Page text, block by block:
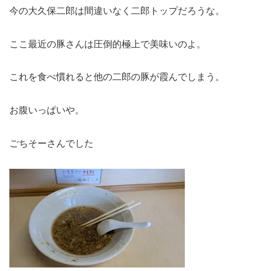
今の大久保二郎は間違いなく二郎トップだろうな。
ここ最近の豚さんは圧倒的極上で美味いのよ。
これを食べ慣れると他の二郎の豚が霞んでしまう。
お腹いっぱいや。
ごちそーさんでした